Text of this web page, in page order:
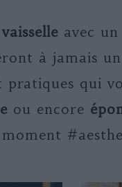
vaisselleavec un
à jamais
pratiques qui
ou encore